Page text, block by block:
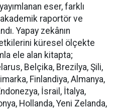
eser, farklı
raportör ve
Yapay zekânın
küresel ölçekte
ele alan kitapta;
Belçika, Brezilya, Şili,
Finlandiya, Almanya,
İsrail, İtalya,
Hollanda, Yeni Zelanda,